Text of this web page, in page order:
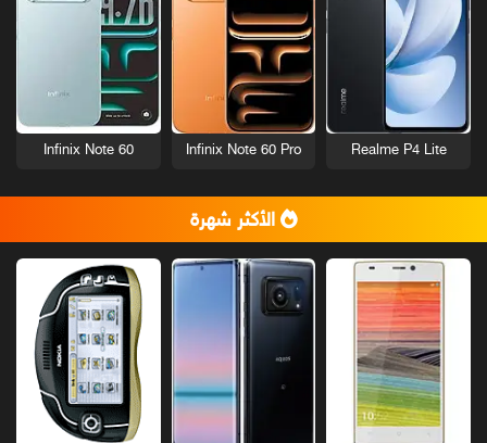
Realme P4 Lite
Infinix Note 60 Pro
Infinix Note 60
الأكثر شهرة